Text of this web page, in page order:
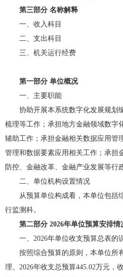
第三部分 名称解释
一、收入科目
二、支出科目
三、机关运行经费
第一部分 单位概况
一、主要职能
协助开展本系统数字化发展规划
梳理等工作；承担地方金融领域数字
辅助工作；承担金融相关数据应用管
管理和数据要素应用相关工作；承担
防控、金融改革、金融产业发展等行
二、单位机构设置情况
从预算单位构成看，本单位包括
行监测科。
第二部分 2026年单位预算安排情
一、2026年单位收支预算总表的
按照综合预算的原则，本单位所
理。2026年收支总预算445.02万元，